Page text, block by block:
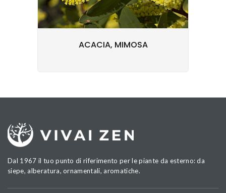
ACACIA, MIMOSA
Dal 1967 il tuo punto di riferimento per le piante da esterno: da
siepe, alberatura, ornamentali, aromatiche.